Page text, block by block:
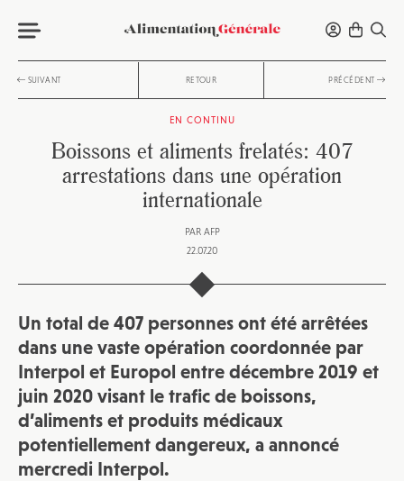
SUIVANT RETOUR PRÉCÉDENT
EN CONTINU
Boissons et aliments frelatés: 407
arrestations dans une opération
internationale
PAR AFP
22.07.20
Un total de 407 personnes ont été arrêtées
dans une vaste opération coordonnée par
Interpol et Europol entre décembre 2019 et
juin 2020 visant le trafic de boissons,
d’aliments et produits médicaux
potentiellement dangereux, a annoncé
mercredi Interpol.